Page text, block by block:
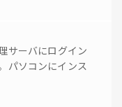
サーバにログイン
パソコンにインス